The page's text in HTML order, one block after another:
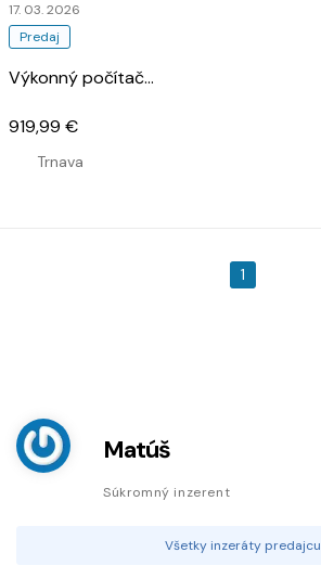
Predaj
17. 03. 2026
Výkonný počítač…
Trnava
919,99 €
1
Matúš
Súkromný inzerent
Všetky inzeráty predajcu